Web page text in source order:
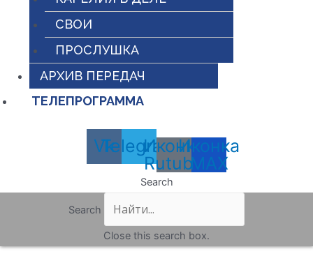
СВОИ
ПРОСЛУШКА
АРХИВ ПЕРЕДАЧ
ТЕЛЕПРОГРАММА
Vk
Telegram
Иконка
Rutube
Иконка
MAX
Search
Search
Close this search box.